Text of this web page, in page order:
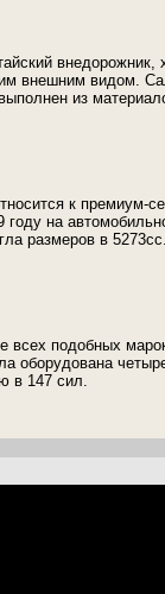
внедорожник,
внешним видом.
из
к премиум-
году на
размеров в 5273сс.
подобных
оборудована
в 147 сил.